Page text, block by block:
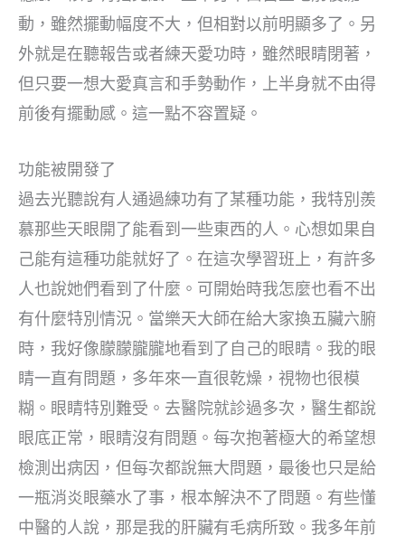
動，雖然擺動幅度不大，但相對以前明顯多了。另
外就是在聽報告或者練天愛功時，雖然眼睛閉著，
但只要一想大愛真言和手勢動作，上半身就不由得
前後有擺動感。這一點不容置疑。
功能被開發了
過去光聽說有人通過練功有了某種功能，我特別羨
慕那些天眼開了能看到一些東西的人。心想如果自
己能有這種功能就好了。在這次學習班上，有許多
人也說她們看到了什麼。可開始時我怎麼也看不出
有什麼特別情況。當樂天大師在給大家換五臟六腑
時，我好像朦朦朧朧地看到了自己的眼睛。我的眼
睛一直有問題，多年來一直很乾燥，視物也很模
糊。眼睛特別難受。去醫院就診過多次，醫生都說
眼底正常，眼睛沒有問題。每次抱著極大的希望想
檢測出病因，但每次都說無大問題，最後也只是給
一瓶消炎眼藥水了事，根本解決不了問題。有些懂
中醫的人說，那是我的肝臟有毛病所致。我多年前